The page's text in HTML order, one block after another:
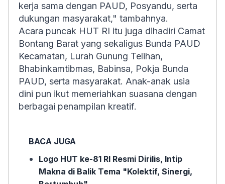
kerja sama dengan PAUD, Posyandu, serta
dukungan masyarakat," tambahnya.
Acara puncak HUT RI itu juga dihadiri Camat
Bontang Barat yang sekaligus Bunda PAUD
Kecamatan, Lurah Gunung Telihan,
Bhabinkamtibmas, Babinsa, Pokja Bunda
PAUD, serta masyarakat. Anak-anak usia
dini pun ikut memeriahkan suasana dengan
berbagai penampilan kreatif.
BACA JUGA
Logo HUT ke-81 RI Resmi Dirilis, Intip
Makna di Balik Tema "Kolektif, Sinergi,